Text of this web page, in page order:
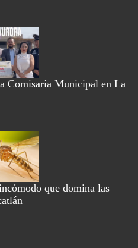
Comisaría Municipal en La
que domina las